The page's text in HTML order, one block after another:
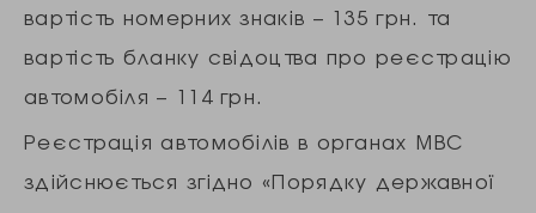
вартість номерних знаків – 135 грн. та
вартість бланку свідоцтва про реєстрацію
автомобіля – 114 грн.
Реєстрація автомобілів в органах МВС
здійснюється згідно «Порядку державної